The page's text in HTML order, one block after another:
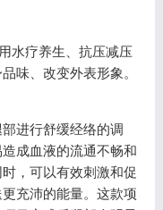
水疗养生、抗压减压
味、改变外表形象。
进行舒缓经络的调
成血液的流通不畅和
，可以有效刺激和促
充沛的能量。这款项